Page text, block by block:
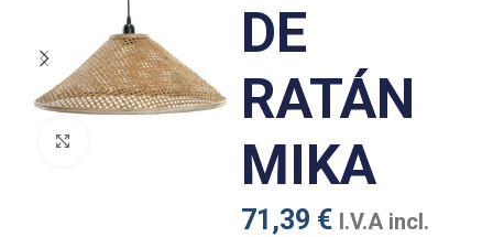
DE
RATÁN
MIKA
71,39 € I.V.A incl.